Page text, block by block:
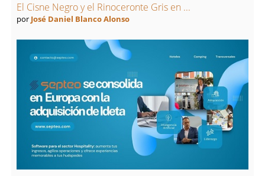
El Cisne Negro y el Rinoceronte Gris en ...
por José Daniel Blanco Alonso